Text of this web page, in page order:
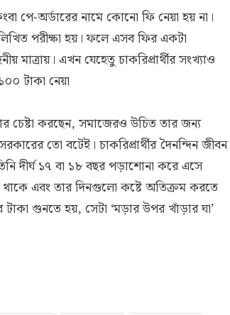
পে-অর্ডারের নামে কোনো ফি নেয়া হয় না।
পরীক্ষা হয়। ফলে এসব ফির একটা
মাত্রায়। এখন যেহেতু চাকরিপ্রার্থীর সংখ্যাও
টাকা নেয়া
চেষ্টা করছেন, সমাজেরও উচিত তার জন্য
তো বটেই। চাকরিপ্রার্থীর দৈনন্দিন জীবন
দীর্ঘ ১৭ বা ১৮ বছর পড়াশোনা করে এসে
এবং তার দিনগুলো কষ্টে অতিক্রম করতে
গুনতে হয়, সেটা ‘মড়ার উপর খাঁড়ার ঘা’